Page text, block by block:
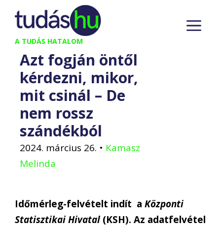
Kilépés
tartalomba
A TUDÁS HATALOM
Azt fogján öntől
kérdezni, mikor,
mit csinál – De
nem rossz
szándékból
2024. március 26. • Kamasz
Melinda
Időmérleg-felvételt indít a Központi
Statisztikai Hivatal(KSH). Az adatfelvétel